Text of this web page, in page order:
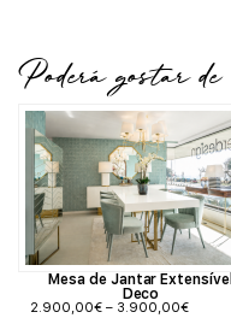
Poderá gostar de
Mesa de Jantar Extensível
Deco
2.900,00€ – 3.900,00€